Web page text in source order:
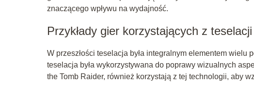
znaczącego wpływu na wydajność.
Przykłady gier korzystających z teselacji
W przeszłości teselacja była integralnym elementem wielu
teselacja była wykorzystywana do poprawy wizualnych
the Tomb Raider, również korzystają z tej technologii, aby